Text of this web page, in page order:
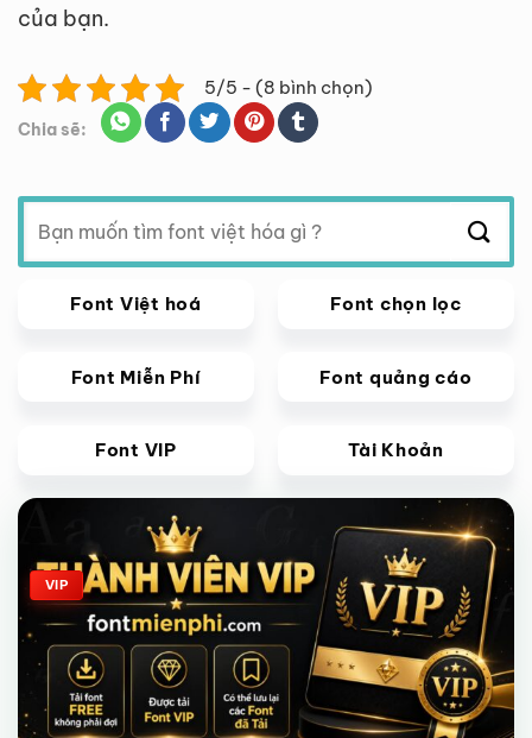
của bạn.
5/5 - (8 bình chọn)
Chia sẽ:
Tìm
kiếm:
Font Việt hoá Font chọn lọc
Font Miễn Phí Font quảng cáo
Font VIP Tài Khoản
Giảm giá!
VIP